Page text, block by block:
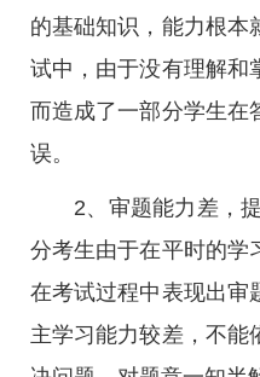
的基础知识，能力根本
试中，由于没有理解和
而造成了一部分学生在
误。
2、审题能力差，
分考生由于在平时的学
在考试过程中表现出审
主学习能力较差，不能